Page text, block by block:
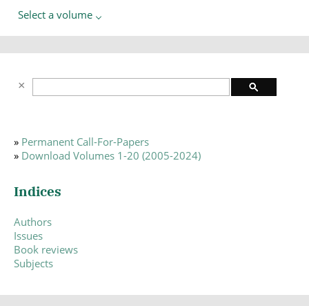
Select a volume
» Permanent Call-For-Papers
» Download Volumes 1-20 (2005-2024)
Indices
Authors
Issues
Book reviews
Subjects